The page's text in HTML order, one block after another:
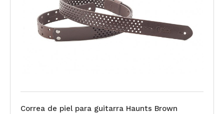
Correa de piel para guitarra Haunts Brown